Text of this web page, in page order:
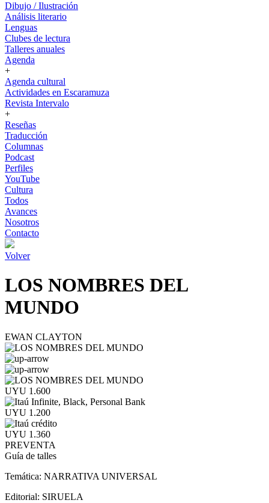
Dibujo / Ilustración
Análisis literario
Lenguas
Clubes de lectura
Talleres anuales
Agenda
+
Agenda cultural
Actividades en Escaramuza
Revista Intervalo
+
Reseñas
Traducción
Columnas
Podcast
Perfiles
YouTube
Cultura
Todos
Avances
Nosotros
Contacto
Volver
LOS NOMBRES DEL
MUNDO
EWAN CLAYTON
UYU 1.600
UYU 1.200
UYU 1.360
PREVENTA
Guía de talles
Temática: NARRATIVA UNIVERSAL
Editorial: SIRUELA